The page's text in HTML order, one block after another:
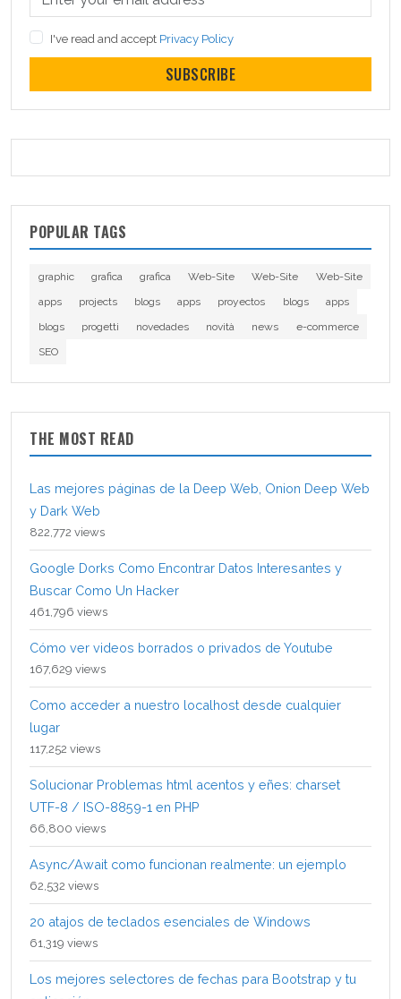
I've read and accept Privacy Policy
SUBSCRIBE
POPULAR TAGS
graphic grafica grafica Web-Site Web-Site
Web-Site
apps
projects blogs apps proyectos blogs
apps
blogs
progetti novedades novità news
e-commerce
SEO
THE MOST READ
Las mejores páginas de la Deep Web, Onion Deep Web
y Dark Web
822,772 views
Google Dorks Como Encontrar Datos Interesantes y
Buscar Como Un Hacker
461,796 views
Cómo ver videos borrados o privados de Youtube
167,629 views
Como acceder a nuestro localhost desde cualquier
lugar
117,252 views
Solucionar Problemas html acentos y eñes: charset
UTF-8 / ISO-8859-1 en PHP
66,800 views
Async/Await como funcionan realmente: un ejemplo
62,532 views
20 atajos de teclados esenciales de Windows
61,319 views
Los mejores selectores de fechas para Bootstrap y tu